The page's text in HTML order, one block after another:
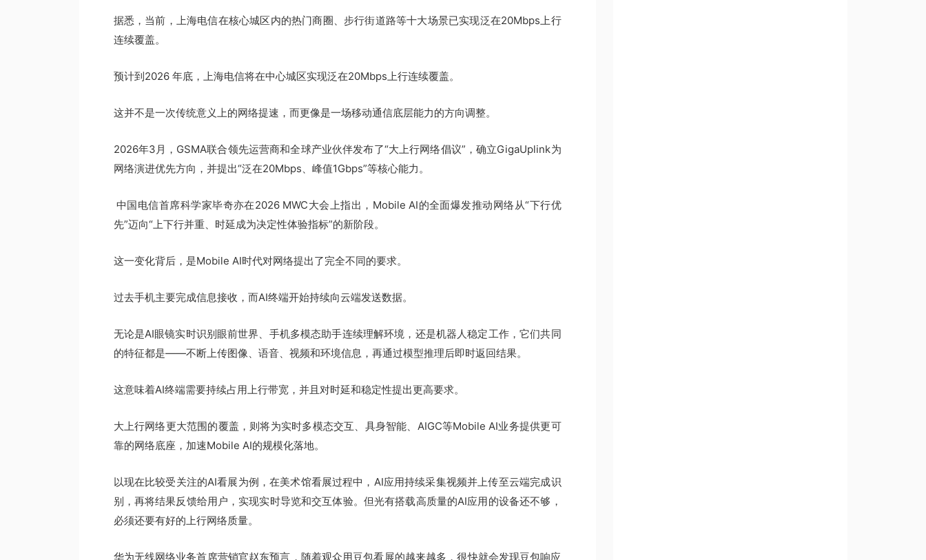
据悉，当前，上海电信在核心城区内的热门商圈、步行街道路等十大场景已实现泛在20Mbps上行
连续覆盖。
预计到2026 年底，上海电信将在中心城区实现泛在20Mbps上行连续覆盖。
这并不是一次传统意义上的网络提速，而更像是一场移动通信底层能力的方向调整。
2026年3月，GSMA联合领先运营商和全球产业伙伴发布了“大上行网络倡议”，确立GigaUplink为
网络演进优先方向，并提出“泛在20Mbps、峰值1Gbps”等核心能力。
中国电信首席科学家毕奇亦在2026 MWC大会上指出，Mobile AI的全面爆发推动网络从“下行优
先”迈向“上下行并重、时延成为决定性体验指标”的新阶段。
这一变化背后，是Mobile AI时代对网络提出了完全不同的要求。
过去手机主要完成信息接收，而AI终端开始持续向云端发送数据。
无论是AI眼镜实时识别眼前世界、手机多模态助手连续理解环境，还是机器人稳定工作，它们共同
的特征都是——不断上传图像、语音、视频和环境信息，再通过模型推理后即时返回结果。
这意味着AI终端需要持续占用上行带宽，并且对时延和稳定性提出更高要求。
大上行网络更大范围的覆盖，则将为实时多模态交互、具身智能、AIGC等Mobile AI业务提供更可
靠的网络底座，加速Mobile AI的规模化落地。
以现在比较受关注的AI看展为例，在美术馆看展过程中，AI应用持续采集视频并上传至云端完成识
别，再将结果反馈给用户，实现实时导览和交互体验。但光有搭载高质量的AI应用的设备还不够，
必须还要有好的上行网络质量。
华为无线网络业务首席营销官赵东预言，随着观众用豆包看展的越来越多，很快就会发现豆包响应